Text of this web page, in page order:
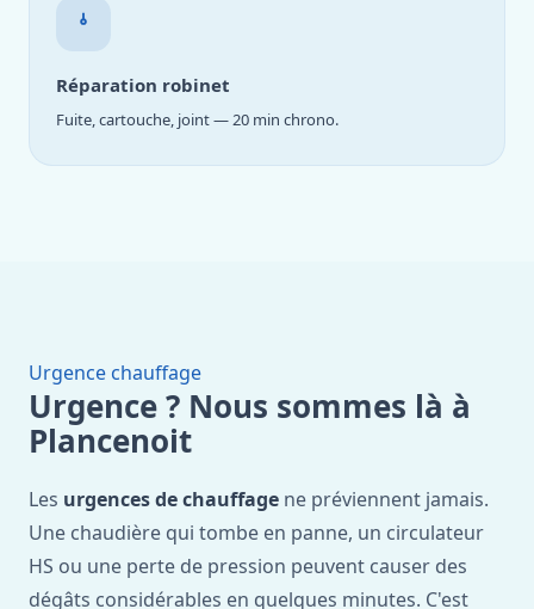
Réparation robinet
Fuite, cartouche, joint — 20 min chrono.
Urgence chauffage
Urgence ? Nous sommes là à
Plancenoit
Les urgences de chauffage ne préviennent jamais.
Une chaudière qui tombe en panne, un circulateur
HS ou une perte de pression peuvent causer des
dégâts considérables en quelques minutes. C'est